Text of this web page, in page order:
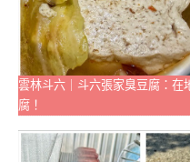
雲林斗六｜斗六張家臭豆腐：在
腐！